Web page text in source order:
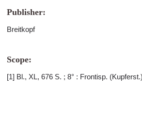
Publisher:
Breitkopf
Scope:
[1] Bl., XL, 676 S. ; 8° : Frontisp. (Kupferst.)